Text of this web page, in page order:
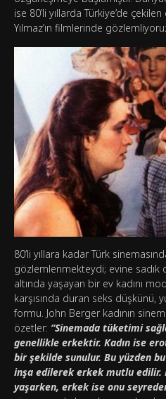
ise 80’li yıllarda Türkiye’de
Yılmaz’ın filmlerinde
80’li yıllara kadar Türk
gözlemlenmekteydi; evine sadık
altında yaşayan bir ev kadını
karşısında duran seks düşkünü,
formu. John Berger kadının
özetler: “Sinemada tüketimi
genellikle erkektir. Kadın ise
bir şekilde sunulur. Bu yüzden
inşa edilerek erkek mutlu edilir.
yaşarken, erkek ise onu